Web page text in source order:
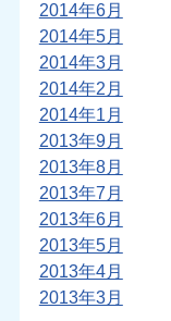
2014年6月
2014年5月
2014年3月
2014年2月
2014年1月
2013年9月
2013年8月
2013年7月
2013年6月
2013年5月
2013年4月
2013年3月